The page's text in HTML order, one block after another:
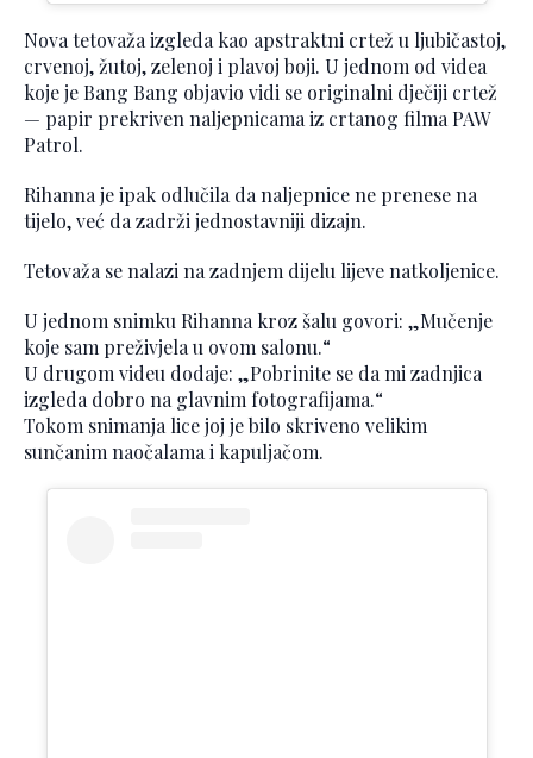
Nova tetovaža izgleda kao apstraktni crtež u ljubičastoj,
crvenoj, žutoj, zelenoj i plavoj boji. U jednom od videa
koje je Bang Bang objavio vidi se originalni dječiji crtež
— papir prekriven naljepnicama iz crtanog filma PAW
Patrol.
Rihanna je ipak odlučila da naljepnice ne prenese na
tijelo, već da zadrži jednostavniji dizajn.
Tetovaža se nalazi na zadnjem dijelu lijeve natkoljenice.
U jednom snimku Rihanna kroz šalu govori: „Mučenje
koje sam preživjela u ovom salonu.“
U drugom videu dodaje: „Pobrinite se da mi zadnjica
izgleda dobro na glavnim fotografijama.“
Tokom snimanja lice joj je bilo skriveno velikim
sunčanim naočalama i kapuljačom.